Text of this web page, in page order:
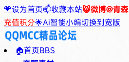
💗设为首页📫收藏本站😸微博@青森
充值积分🌟Ai智能小编切换到宽版
🏠首页BBS